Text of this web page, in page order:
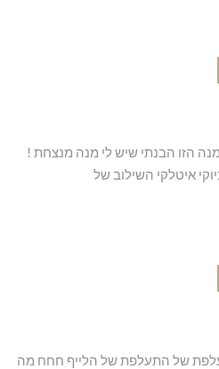
הזו הבנתי שיש לי מנה מנצחת !
איטלקי השילוב של
של התעלפת של הלייף חחח מה